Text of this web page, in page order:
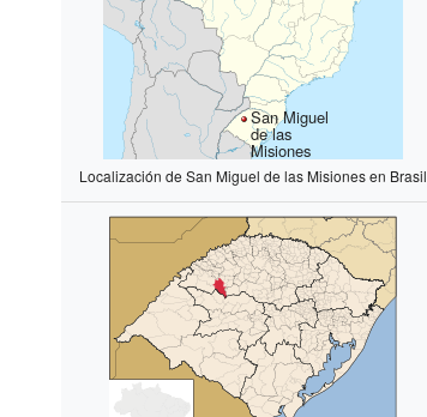
San Miguel
de las
Misiones
Localización de San Miguel de las Misiones en Brasil